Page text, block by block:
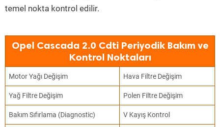
temel nokta kontrol edilir.
Opel Cascada 2.0 Cdti Periyodik Bakım ve
Kontrol Noktaları
Motor Yağı Değişim Hava Filtre Değişim
Yağ Filtre Değişim Polen Filtre Değişim
Bakım Sıfırlama (Diagnostic) V Kayış Kontrol